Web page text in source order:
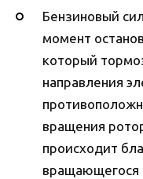
Бензиновый
момент
который
направления
вращения
происходит
вращающегося